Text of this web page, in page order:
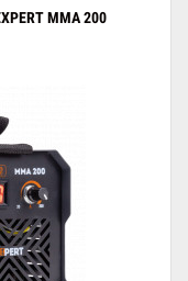
MMA 200